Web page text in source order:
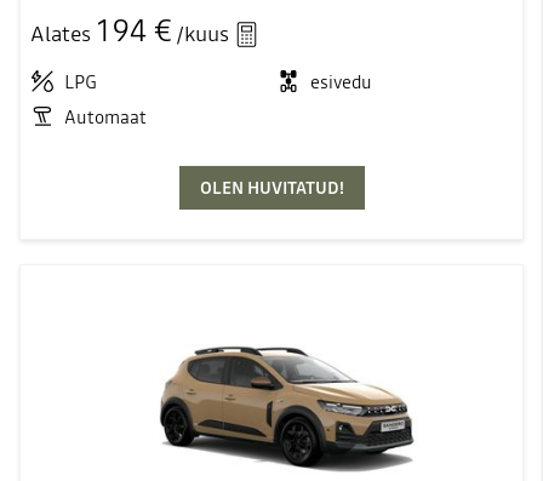
Alates 194 € /kuus
LPG
esivedu
Automaat
OLEN HUVITATUD!